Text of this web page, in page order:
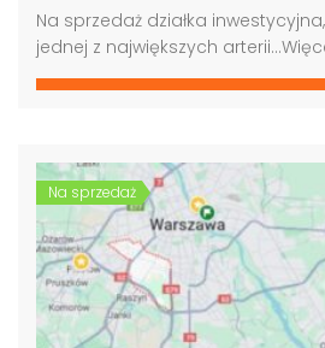
Na sprzedaż działka
jednej z największych arterii…
Na sprzedaż